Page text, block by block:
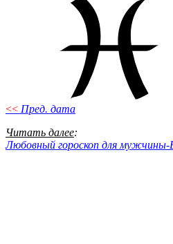
<< Пред. дата
Читать далее:
Любовный гороскоп для мужчины-